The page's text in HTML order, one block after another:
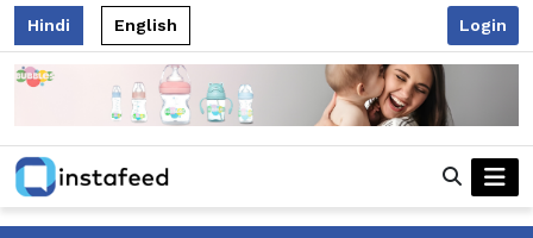
Hindi English Login